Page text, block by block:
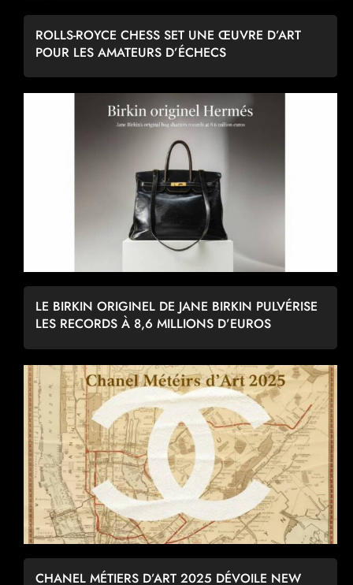
ROLLS-ROYCE CHESS SET UNE ŒUVRE D’ART
POUR LES AMATEURS D’ÉCHECS
LE BIRKIN ORIGINEL DE JANE BIRKIN PULVÉRISE
LES RECORDS À 8,6 MILLIONS D’EUROS
CHANEL MÉTIERS D’ART 2025 DÉVOILE NEW